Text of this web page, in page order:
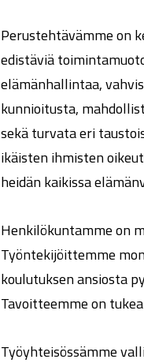
Perustehtävämme on
edistäviä
elämänhallintaa,
kunnioitusta,
sekä turvata eri
ikäisten ihmisten
heidän kaikissa
Henkilökuntamme on
Työntekijöittemme
koulutuksen ansiosta
Tavoitteemme on
Työyhteisössämme